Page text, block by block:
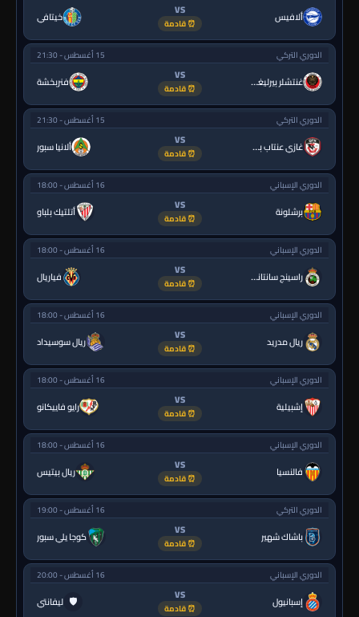
ألافيس VS
⏰ قادمة خيتافي
الدوري التركي 15 أغسطس - 21:30
غنتشلر بيرليغي VS
⏰ قادمة فنربخشة
الدوري التركي 15 أغسطس - 21:30
غازي عنتاب بي.بي.كي. VS
⏰ قادمة ألانيا سبور
الدوري الإسباني 16 أغسطس - 18:00
برشلونة VS
⏰ قادمة أتلتيك بلباو
الدوري الإسباني 16 أغسطس - 18:00
راسينج سانتاندير VS
⏰ قادمة فياريال
الدوري الإسباني 16 أغسطس - 18:00
ريال مدريد VS
⏰ قادمة ريال سوسيداد
الدوري الإسباني 16 أغسطس - 18:00
إشبيلية VS
⏰ قادمة رايو فاييكانو
الدوري الإسباني 16 أغسطس - 18:00
فالنسيا VS
⏰ قادمة ريال بيتيس
الدوري التركي 16 أغسطس - 19:00
باشاك شهير VS
⏰ قادمة كوجا يلي سبور
الدوري الإسباني 16 أغسطس - 20:00
إسبانيول VS
⏰ قادمة ليفانتي 🛡